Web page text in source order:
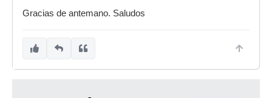
Gracias de antemano. Saludos